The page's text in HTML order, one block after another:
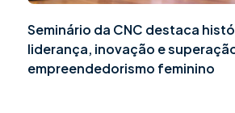
Seminário da CNC destaca
liderança, inovação e
empreendedorismo feminino